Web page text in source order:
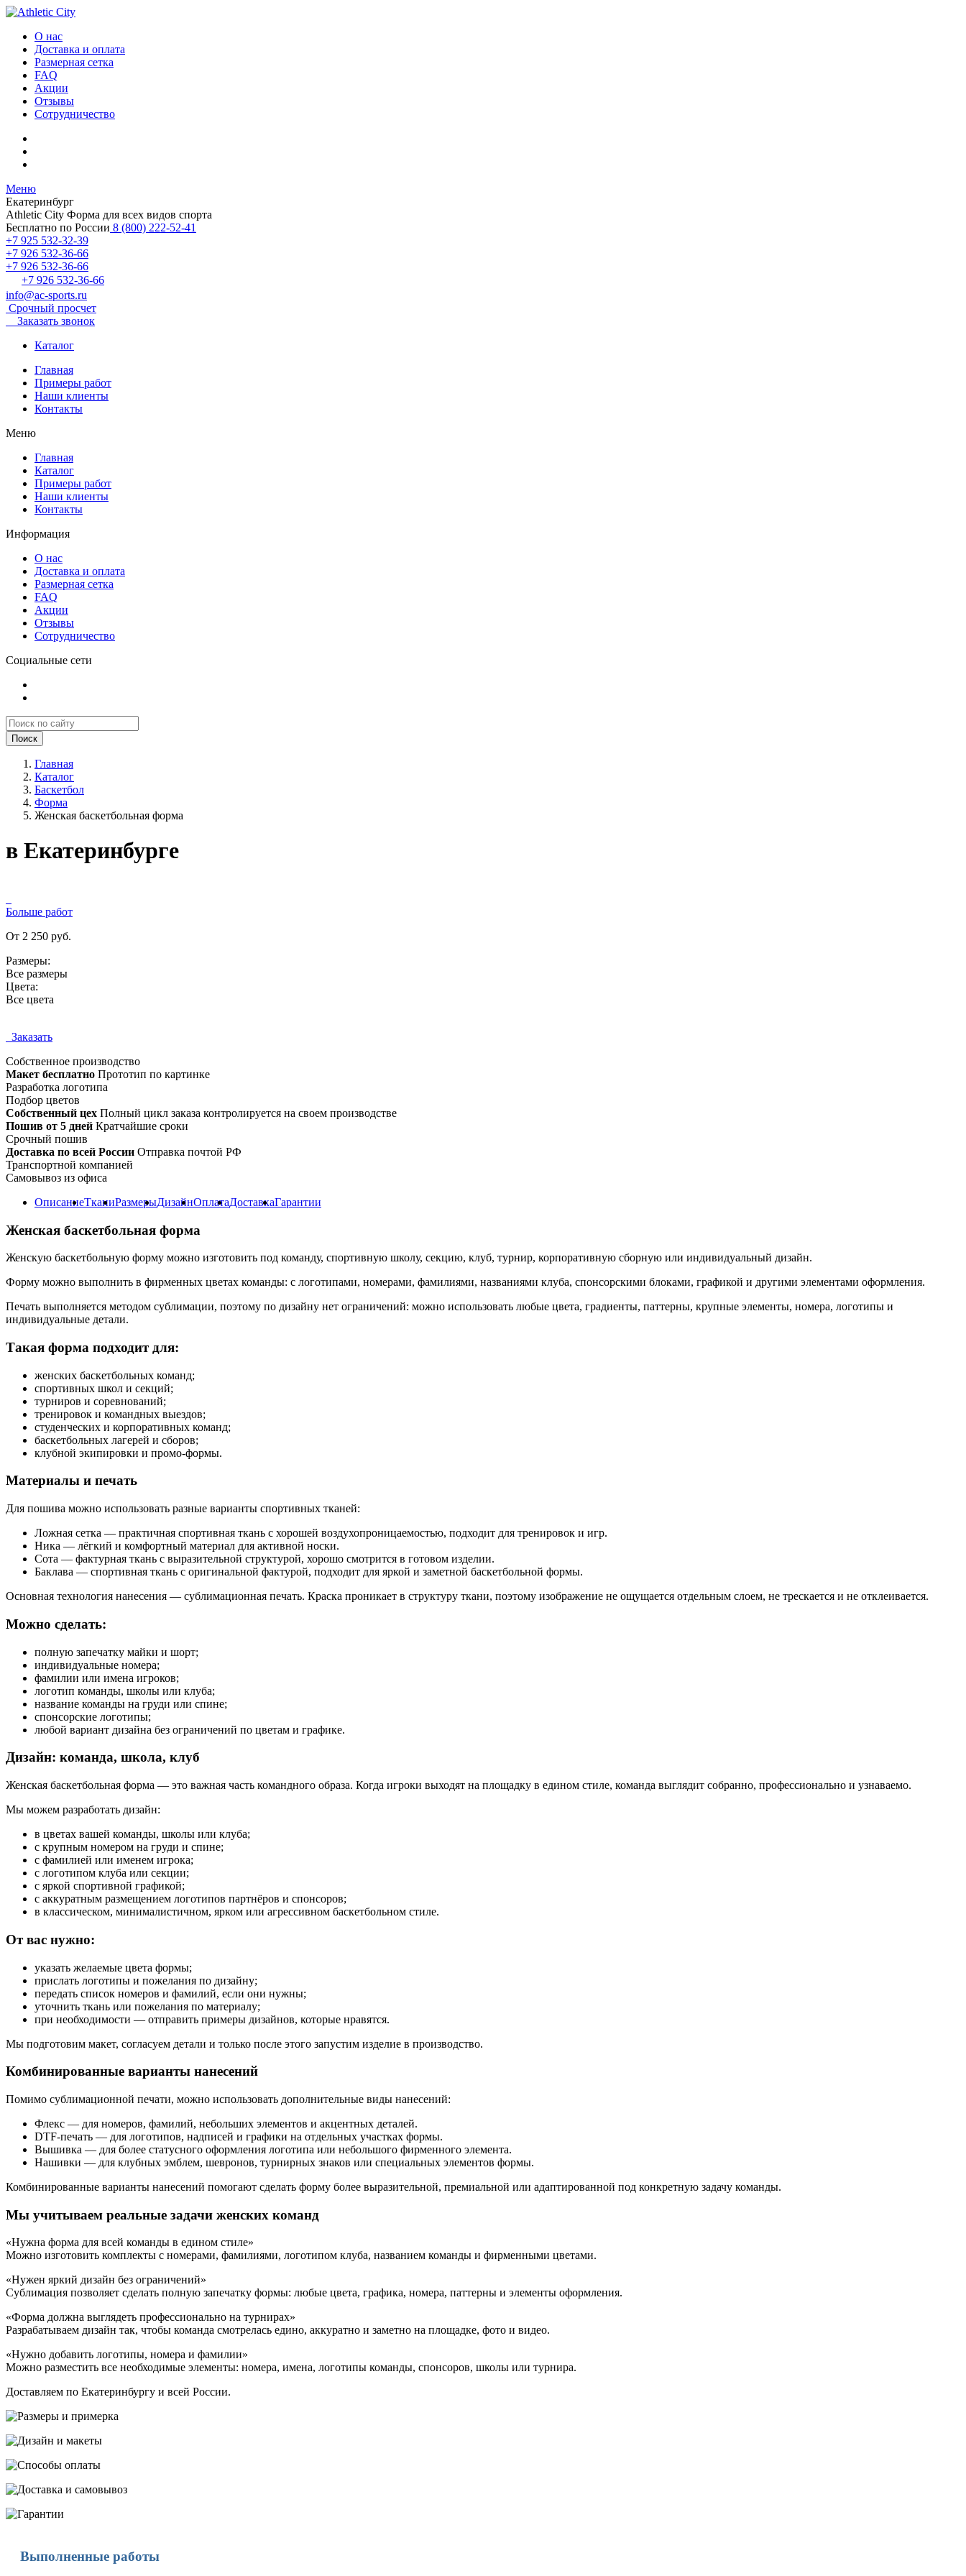
О нас
Доставка и оплата
Размерная сетка
FAQ
Акции
Отзывы
Сотрудничество
Меню
Екатеринбург
Athletic City Форма для всех видов спорта
Бесплатно по России 8 (800) 222-52-41
+7 925 532-32-39
+7 926 532-36-66
+7 926 532-36-66
+7 926 532-36-66
info@ac-sports.ru
Срочный просчет
Заказать звонок
Каталог
Главная
Примеры работ
Наши клиенты
Контакты
Меню
Главная
Каталог
Примеры работ
Наши клиенты
Контакты
Информация
О нас
Доставка и оплата
Размерная сетка
FAQ
Акции
Отзывы
Сотрудничество
Социальные сети
Поиск
Главная
Каталог
Баскетбол
Форма
Женская баскетбольная форма
в Екатеринбурге
Больше работ
От 2 250 руб.
Размеры:
Все размеры
Цвета:
Все цвета
Заказать
Собственное производство
Макет бесплатно Прототип по картинке
Разработка логотипа
Подбор цветов
Собственный цех Полный цикл заказа контролируется на своем производстве
Пошив от 5 дней Кратчайшие сроки
Срочный пошив
Доставка по всей России Отправка почтой РФ
Транспортной компанией
Самовывоз из офиса
ОписаниеТканиРазмерыДизайнОплатаДоставкаГарантии
Женская баскетбольная форма
Женскую баскетбольную форму можно изготовить под команду, спортивную школу, секцию, клуб, турнир, корпоративную сборную или индивидуальный дизайн.
Форму можно выполнить в фирменных цветах команды: с логотипами, номерами, фамилиями, названиями клуба, спонсорскими блоками, графикой и другими элементами оформления.
Печать выполняется методом сублимации, поэтому по дизайну нет ограничений: можно использовать любые цвета, градиенты, паттерны, крупные элементы, номера, логотипы и
индивидуальные детали.
Такая форма подходит для:
женских баскетбольных команд;
спортивных школ и секций;
турниров и соревнований;
тренировок и командных выездов;
студенческих и корпоративных команд;
баскетбольных лагерей и сборов;
клубной экипировки и промо-формы.
Материалы и печать
Для пошива можно использовать разные варианты спортивных тканей:
Ложная сетка — практичная спортивная ткань с хорошей воздухопроницаемостью, подходит для тренировок и игр.
Ника — лёгкий и комфортный материал для активной носки.
Сота — фактурная ткань с выразительной структурой, хорошо смотрится в готовом изделии.
Баклава — спортивная ткань с оригинальной фактурой, подходит для яркой и заметной баскетбольной формы.
Основная технология нанесения — сублимационная печать. Краска проникает в структуру ткани, поэтому изображение не ощущается отдельным слоем, не трескается и не отклеивается.
Можно сделать:
полную запечатку майки и шорт;
индивидуальные номера;
фамилии или имена игроков;
логотип команды, школы или клуба;
название команды на груди или спине;
спонсорские логотипы;
любой вариант дизайна без ограничений по цветам и графике.
Дизайн: команда, школа, клуб
Женская баскетбольная форма — это важная часть командного образа. Когда игроки выходят на площадку в едином стиле, команда выглядит собранно, профессионально и узнаваемо.
Мы можем разработать дизайн:
в цветах вашей команды, школы или клуба;
с крупным номером на груди и спине;
с фамилией или именем игрока;
с логотипом клуба или секции;
с яркой спортивной графикой;
с аккуратным размещением логотипов партнёров и спонсоров;
в классическом, минималистичном, ярком или агрессивном баскетбольном стиле.
От вас нужно:
указать желаемые цвета формы;
прислать логотипы и пожелания по дизайну;
передать список номеров и фамилий, если они нужны;
уточнить ткань или пожелания по материалу;
при необходимости — отправить примеры дизайнов, которые нравятся.
Мы подготовим макет, согласуем детали и только после этого запустим изделие в производство.
Комбинированные варианты нанесений
Помимо сублимационной печати, можно использовать дополнительные виды нанесений:
Флекс — для номеров, фамилий, небольших элементов и акцентных деталей.
DTF-печать — для логотипов, надписей и графики на отдельных участках формы.
Вышивка — для более статусного оформления логотипа или небольшого фирменного элемента.
Нашивки — для клубных эмблем, шевронов, турнирных знаков или специальных элементов формы.
Комбинированные варианты нанесений помогают сделать форму более выразительной, премиальной или адаптированной под конкретную задачу команды.
Мы учитываем реальные задачи женских команд
«Нужна форма для всей команды в едином стиле»
Можно изготовить комплекты с номерами, фамилиями, логотипом клуба, названием команды и фирменными цветами.
«Нужен яркий дизайн без ограничений»
Сублимация позволяет сделать полную запечатку формы: любые цвета, графика, номера, паттерны и элементы оформления.
«Форма должна выглядеть профессионально на турнирах»
Разрабатываем дизайн так, чтобы команда смотрелась едино, аккуратно и заметно на площадке, фото и видео.
«Нужно добавить логотипы, номера и фамилии»
Можно разместить все необходимые элементы: номера, имена, логотипы команды, спонсоров, школы или турнира.
Доставляем по Екатеринбургу и всей России.
Выполненные работы